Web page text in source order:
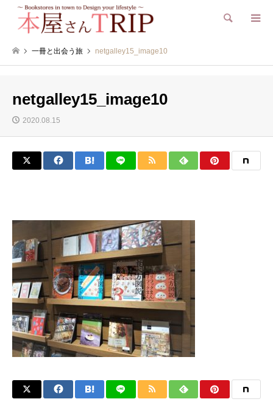
検索
一冊と出会う旅 netgalley15_image10
netgalley15_image10
2020.08.15